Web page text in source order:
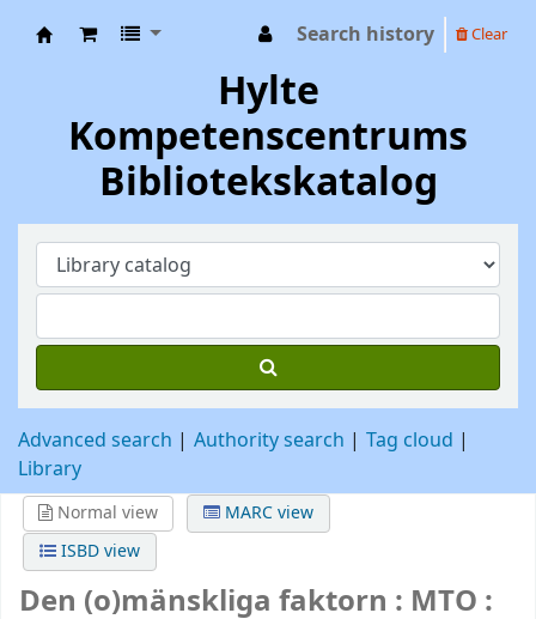
Search history Clear
Hylte
Kompetenscentrums
Bibliotekskatalog
Advanced search Authority search
Tag cloud
Library
Normal view
MARC view
ISBD view
Den (o)mänskliga faktorn : MTO :